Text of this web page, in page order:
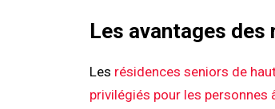
Les avantages
Les résidences seniors de
privilégiés pour les personnes